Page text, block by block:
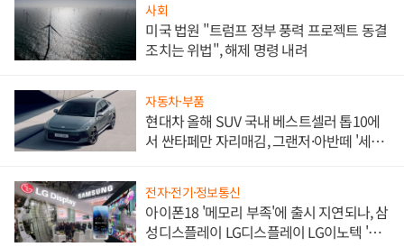
사회
미국 법원 "트럼프 정부 풍력 프로젝트 동결
조치는 위법", 해제 명령 내려
자동차·부품
현대차 올해 SUV 국내 베스트셀러 톱10에
서 싼타페만 자리매김, 그랜저·아반떼 '세단
전자·전기·정보통신
아이폰18 '메모리 부족'에 출시 지연되나, 삼
성디스플레이 LG디스플레이 LG이노텍 '탈